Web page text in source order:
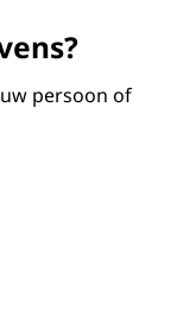
persoon of